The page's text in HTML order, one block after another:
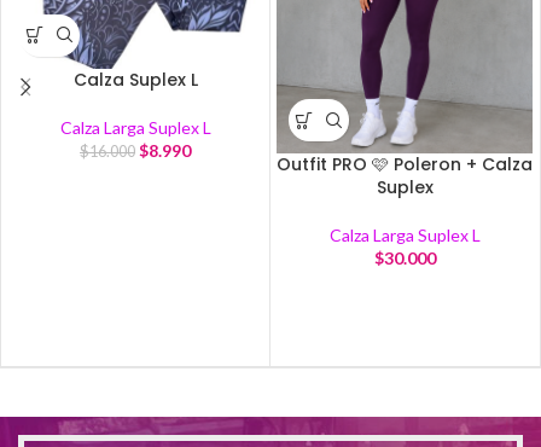
Calza Suplex L
Calza Larga Suplex L
$16.000 $8.990
Outfit PRO 🩷 Poleron + Calza
Suplex
Calza Larga Suplex L
$30.000